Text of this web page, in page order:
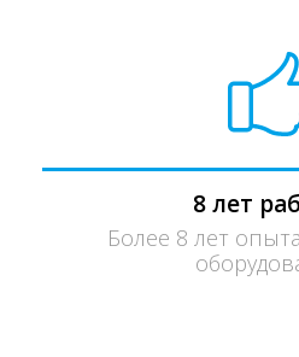
8 лет
Более 8 лет